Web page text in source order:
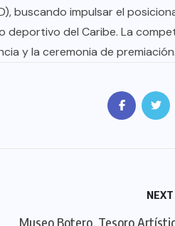
buscando impulsar el
deportivo del Caribe. La
y la ceremonia de premiación.
NEXT
Museo Botero. Tesoro